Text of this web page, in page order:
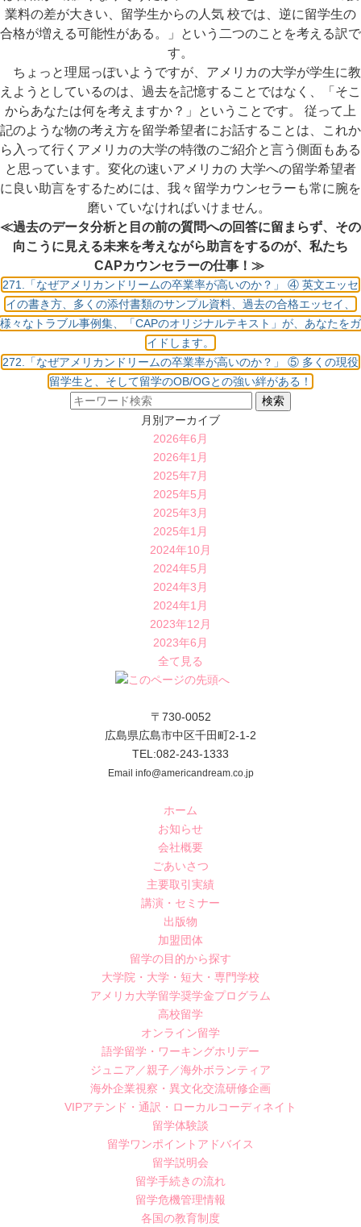
業料の差が大きい、留学生からの人気 校では、逆に留学生の
合格が増える可能性がある。」という二つのことを考える訳で
す。
ちょっと理屈っぽいようですが、アメリカの大学が学生に教
えようとしているのは、過去を記憶することではなく、「そこ
からあなたは何を考えますか？」ということです。 従って上
記のような物の考え方を留学希望者にお話することは、これか
ら入って行くアメリカの大学の特徴のご紹介と言う側面もある
と思っています。変化の速いアメリカの 大学への留学希望者
に良い助言をするためには、我々留学カウンセラーも常に腕を
磨い ていなければいけません。
≪過去のデータ分析と目の前の質問への回答に留まらず、その
向こうに見える未来を考えながら助言をするのが、私たち
CAPカウンセラーの仕事！≫
271.「なぜアメリカンドリームの卒業率が高いのか？」 ④ 英文エッセ
イの書き方、多くの添付書類のサンプル資料、過去の合格エッセイ、
様々なトラブル事例集、「CAPのオリジナルテキスト」が、あなたをガ
イドします。
272.「なぜアメリカンドリームの卒業率が高いのか？」 ⑤ 多くの現役
留学生と、そして留学のOB/OGとの強い絆がある！
月別アーカイブ
2026年6月
2026年1月
2025年7月
2025年5月
2025年3月
2025年1月
2024年10月
2024年5月
2024年3月
2024年1月
2023年12月
2023年6月
全て見る
〒730-0052
広島県広島市中区千田町2-1-2
TEL:082-243-1333
Email info@americandream.co.jp
ホーム
お知らせ
会社概要
ごあいさつ
主要取引実績
講演・セミナー
出版物
加盟団体
留学の目的から探す
大学院・大学・短大・専門学校
アメリカ大学留学奨学金プログラム
高校留学
オンライン留学
語学留学・ワーキングホリデー
ジュニア／親子／海外ボランティア
海外企業視察・異文化交流研修企画
VIPアテンド・通訳・ローカルコーディネイト
留学体験談
留学ワンポイントアドバイス
留学説明会
留学手続きの流れ
留学危機管理情報
各国の教育制度